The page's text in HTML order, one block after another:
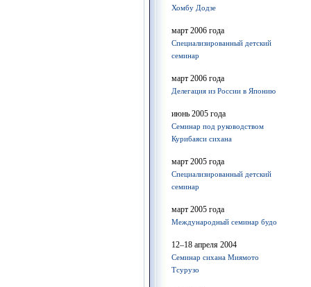
Хомбу Додзе
март 2006 года
Специализированный детский
семинар
март 2006 года
Делегация из России в Японию
июнь 2005 года
Семинар под руководством
Курибаяси сихана
март 2005 года
Специализированный детский
семинар
март 2005 года
Международный семинар будо
12–18 апреля 2004
Семинар сихана Миямото
Тсурузо